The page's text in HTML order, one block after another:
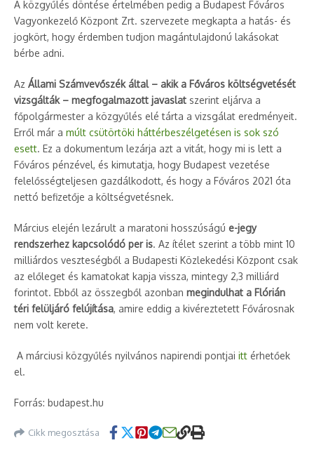
A közgyűlés döntése értelmében pedig a Budapest Főváros
Vagyonkezelő Központ Zrt. szervezete megkapta a hatás- és
jogkört, hogy érdemben tudjon magántulajdonú lakásokat
bérbe adni.
Az Állami Számvevőszék által – akik a Főváros költségvetését
vizsgálták – megfogalmazott javaslat szerint eljárva a
főpolgármester a közgyűlés elé tárta a vizsgálat eredményeit.
Erről már a múlt csütörtöki háttérbeszélgetésen is sok szó
esett. Ez a dokumentum lezárja azt a vitát, hogy mi is lett a
Főváros pénzével, és kimutatja, hogy Budapest vezetése
felelősségteljesen gazdálkodott, és hogy a Főváros 2021 óta
nettó befizetője a költségvetésnek.
Március elején lezárult a maratoni hosszúságú e-jegy
rendszerhez kapcsolódó per is. Az ítélet szerint a több mint 10
milliárdos veszteségből a Budapesti Közlekedési Központ csak
az előleget és kamatokat kapja vissza, mintegy 2,3 milliárd
forintot. Ebből az összegből azonban megindulhat a Flórián
téri felüljáró felújítása, amire eddig a kivéreztetett Fővárosnak
nem volt kerete.
A márciusi közgyűlés nyilvános napirendi pontjai itt érhetőek
el.
Forrás: budapest.hu
Cikk megosztása